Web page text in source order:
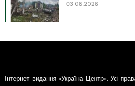
03.08.2026
Інтернет-видання «Україна-Центр». Усі